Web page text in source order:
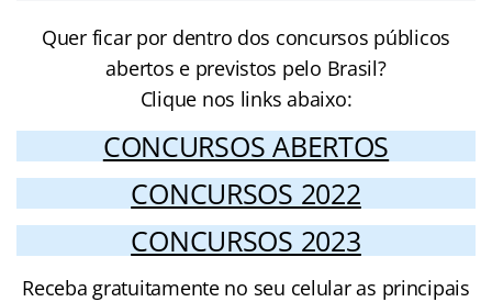
Quer ficar por dentro dos concursos públicos
abertos e previstos pelo Brasil?
Clique nos links abaixo:
CONCURSOS ABERTOS
CONCURSOS 2022
CONCURSOS 2023
Receba gratuitamente no seu celular as principais